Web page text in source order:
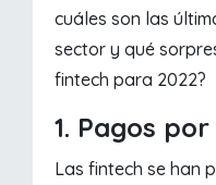
cuáles son las
sector y qué
fintech para 2022?
1. Pagos
Las fintech se han